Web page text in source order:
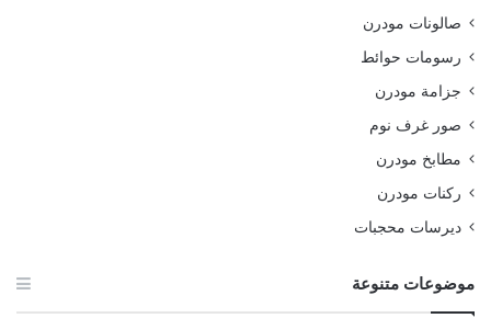
صالونات مودرن
رسومات حوائط
جزامة مودرن
صور غرف نوم
مطابخ مودرن
ركنات مودرن
ديرسات محجبات
موضوعات متنوعة